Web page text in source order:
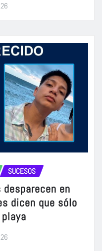
SUCESOS
desparecen en
dicen que sólo